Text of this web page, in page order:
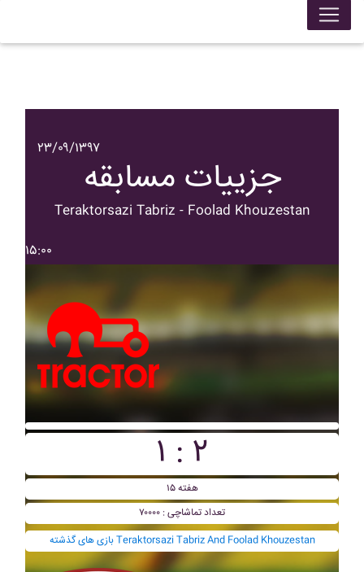
۲۳/۰۹/۱۳۹۷
جزییات مسابقه
Teraktorsazi Tabriz - Foolad Khouzestan
۱۵:۰۰
۱ : ۲
هفته ۱۵
تعداد تماشاچی : ۷۰۰۰۰
بازی های گذشته Teraktorsazi Tabriz And Foolad Khouzestan